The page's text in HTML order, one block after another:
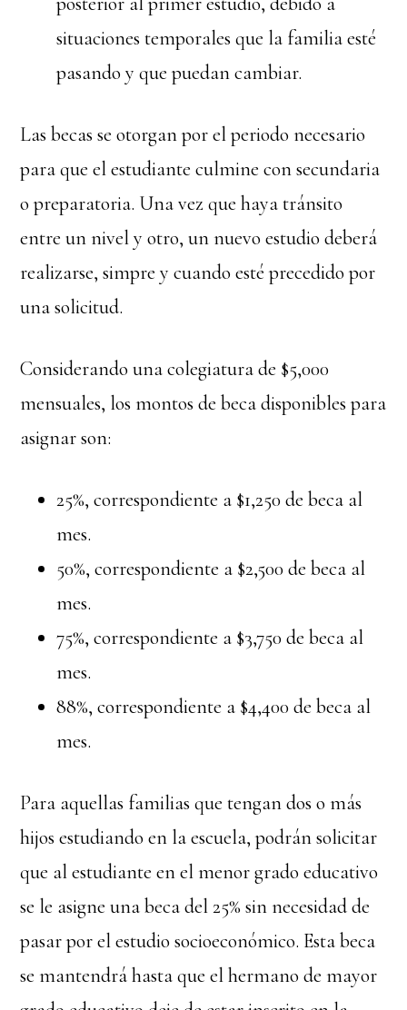
situaciones temporales que la familia esté
pasando y que puedan cambiar.
Las becas se otorgan por el periodo necesario
para que el estudiante culmine con secundaria
o preparatoria. Una vez que haya tránsito
entre un nivel y otro, un nuevo estudio deberá
realizarse, simpre y cuando esté precedido por
una solicitud.
Considerando una colegiatura de $5,000
mensuales, los montos de beca disponibles para
asignar son:
25%, correspondiente a $1,250 de beca al
mes.
50%, correspondiente a $2,500 de beca al
mes.
75%, correspondiente a $3,750 de beca al
mes.
88%, correspondiente a $4,400 de beca al
mes.
Para aquellas familias que tengan dos o más
hijos estudiando en la escuela, podrán solicitar
que al estudiante en el menor grado educativo
se le asigne una beca del 25% sin necesidad de
pasar por el estudio socioeconómico. Esta beca
se mantendrá hasta que el hermano de mayor